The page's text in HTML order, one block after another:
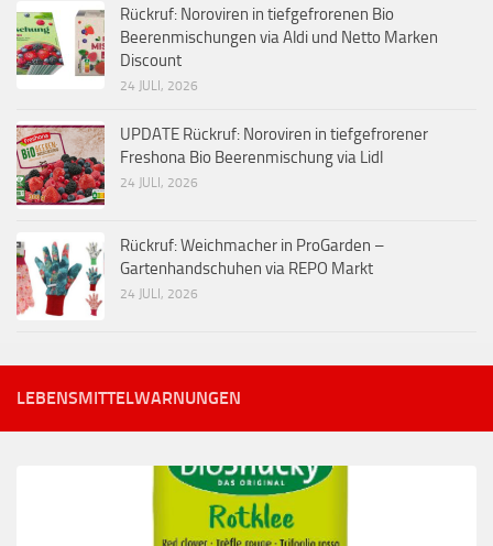
Rückruf: Noroviren in tiefgefrorenen Bio
Beerenmischungen via Aldi und Netto Marken
Discount
24 JULI, 2026
UPDATE Rückruf: Noroviren in tiefgefrorener
Freshona Bio Beerenmischung via Lidl
24 JULI, 2026
Rückruf: Weichmacher in ProGarden –
Gartenhandschuhen via REPO Markt
24 JULI, 2026
LEBENSMITTELWARNUNGEN